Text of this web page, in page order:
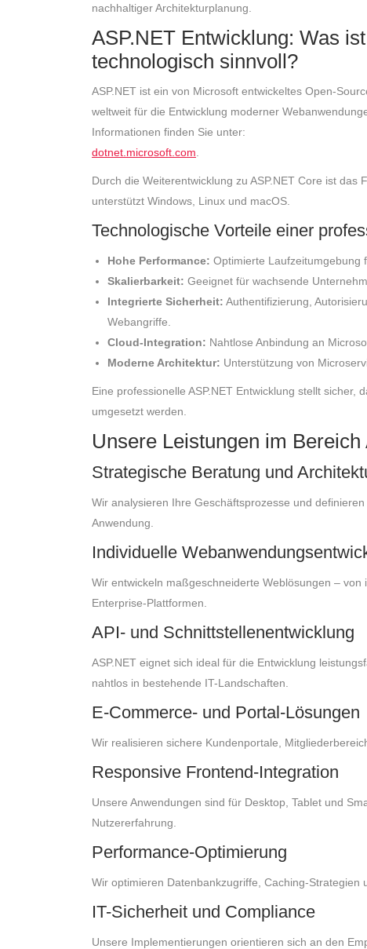
nachhaltiger Architekturplanung.
ASP.NET Entwicklung: Was
technologisch sinnvoll?
ASP.NET ist ein von Microsoft entwickeltes Open-
weltweit für die Entwicklung moderner
Informationen finden Sie unter:
dotnet.microsoft.com
Durch die Weiterentwicklung zu ASP.NET Core ist
unterstützt Windows, Linux und macOS.
Technologische Vorteile einer
Hohe Performance: Optimierte Laufzeitumgebung
Skalierbarkeit: Geeignet für wachsende
Integrierte Sicherheit: Authentifizierung,
Webangriffe.
Cloud-Integration: Nahtlose Anbindung an
Moderne Architektur: Unterstützung von
Eine professionelle ASP.NET Entwicklung stellt
umgesetzt werden.
Unsere Leistungen im
Strategische Beratung und
Wir analysieren Ihre Geschäftsprozesse und
Anwendung.
Individuelle
Wir entwickeln maßgeschneiderte Weblösungen –
Enterprise-Plattformen.
API- und Schnittstellenentwicklung
ASP.NET eignet sich ideal für die Entwicklung
nahtlos in bestehende IT-Landschaften.
E-Commerce- und Portal-Lösungen
Wir realisieren sichere Kundenportale,
Responsive Frontend-Integration
Unsere Anwendungen sind für Desktop, Tablet und
Nutzererfahrung.
Performance-Optimierung
Wir optimieren Datenbankzugriffe, Caching-Strategien
IT-Sicherheit und Compliance
Unsere Implementierungen orientieren sich an den